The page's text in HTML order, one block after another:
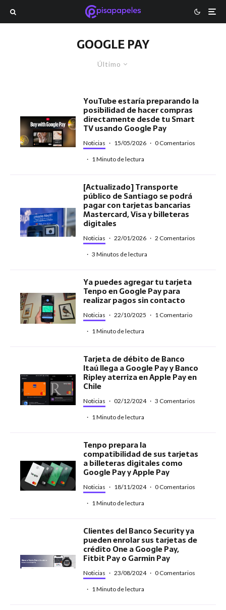
GOOGLE PAY
Último
YouTube estaría preparando la
posibilidad de hacer compras
directamente desde tu Smart
TV usando Google Pay
Noticias · 15/05/2026 · 0 Comentarios
· 1 Minuto de lectura
[Actualizado] Transporte
público de Santiago se podrá
pagar con tarjetas bancarias
Mastercard, Visa y billeteras
digitales
Noticias · 22/01/2026 · 2 Comentarios
· 3 Minutos de lectura
Ya puedes agregar tu tarjeta
Tenpo en Google Pay para
realizar pagos sin contacto
Noticias · 22/10/2025 · 1 Comentario
· 1 Minuto de lectura
Tarjeta de débito de Banco
Itaú llega a Google Pay y Banco
Ripley aterriza en Apple Pay en
Chile
Noticias · 02/12/2024 · 3 Comentarios
· 1 Minuto de lectura
Tenpo prepara la
compatibilidad de sus tarjetas
a billeteras digitales como
Google Pay y Apple Pay
Noticias · 18/11/2024 · 0 Comentarios
· 1 Minuto de lectura
Clientes del Banco Security ya
pueden enrolar sus tarjetas de
crédito One a Google Pay,
Fitbit Pay o Garmin Pay
Noticias · 23/08/2024 · 0 Comentarios
· 1 Minuto de lectura